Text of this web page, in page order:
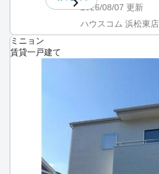
2026/08/07 更新
ハウスコム 浜松東店
ミニョン
賃貸一戸建て